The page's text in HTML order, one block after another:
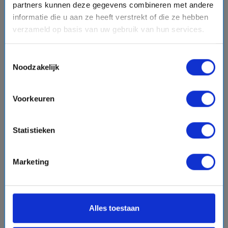
partners kunnen deze gegevens combineren met andere
informatie die u aan ze heeft verstrekt of die ze hebben
verzameld op basis van uw gebruik van hun services.
Noodzakelijk
Voorkeuren
Statistieken
Marketing
Alles toestaan
Laat een review achter
Voornaam
Jouw ervaring in een zin
Jouw ervaring